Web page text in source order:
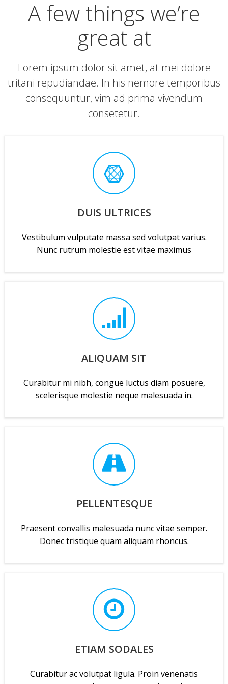
A few things we’re
great at
Lorem ipsum dolor sit amet, at mei dolore
tritani repudiandae. In his nemore temporibus
consequuntur, vim ad prima vivendum
consetetur.
DUIS ULTRICES
Vestibulum vulputate massa sed volutpat varius.
Nunc rutrum molestie est vitae maximus
ALIQUAM SIT
Curabitur mi nibh, congue luctus diam posuere,
scelerisque molestie neque malesuada in.
PELLENTESQUE
Praesent convallis malesuada nunc vitae semper.
Donec tristique quam aliquam rhoncus.
ETIAM SODALES
Curabitur ac volutpat ligula. Proin venenatis